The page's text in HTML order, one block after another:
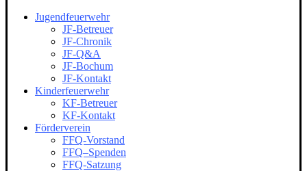
Jugendfeuerwehr
JF-Betreuer
JF-Chronik
JF-Q&A
JF-Bochum
JF-Kontakt
Kinderfeuerwehr
KF-Betreuer
KF-Kontakt
Förderverein
FFQ-Vorstand
FFQ–Spenden
FFQ-Satzung